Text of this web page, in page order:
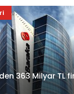
363 Milyar TL